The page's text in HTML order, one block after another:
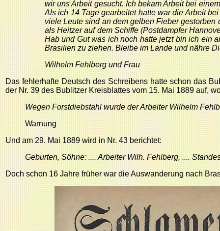
wir uns Arbeit gesucht. Ich bekam Arbeit bei
Als ich 14 Tage gearbeitet hatte war die Arbeit
viele Leute sind an dem gelben Fieber
als Heitzer auf dem Schiffe (Postdampfer
Hab und Gut was ich noch hatte jetzt bin ich ein
Brasilien zu ziehen. Bleibe im Lande und nähre
Wilhelm Fehlberg und Frau
Das fehlerhafte Deutsch des Schreibens hatte schon das
der Nr. 39 des Bublitzer Kreisblattes vom 15. Mai 1889 auf,
Wegen Forstdiebstahl wurde der Arbeiter Wilhelm
Warnung
Und am 29. Mai 1889 wird in Nr. 43 berichtet:
Geburten, Söhne: .... Arbeiter Wilh. Fehlberg, ....
Doch schon 16 Jahre früher war die Auswanderung nach